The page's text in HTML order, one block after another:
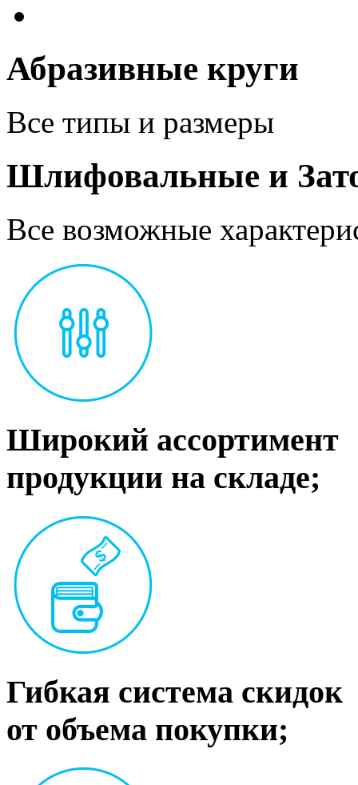
Абразивные круги
Все типы и размеры
Шлифовальные и
Все возможные
Широкий ассортимент
продукции на складе;
Гибкая система скидок
от объема покупки;